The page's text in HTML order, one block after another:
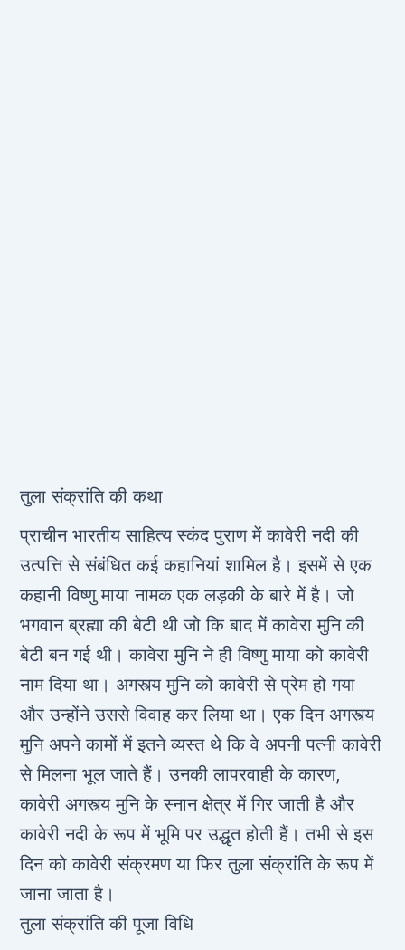
तुला संक्रांति की कथा
प्राचीन भारतीय साहित्य स्कंद पुराण में कावेरी नदी की
उत्पत्ति से संबंधित कई कहानियां शामिल है। इसमें से एक
कहानी विष्णु माया नामक एक लड़की के बारे में है। जो
भगवान ब्रह्मा की बेटी थी जो कि बाद में कावेरा मुनि की
बेटी बन गई थी। कावेरा मुनि ने ही विष्णु माया को कावेरी
नाम दिया था। अगस्त्य मुनि को कावेरी से प्रेम हो गया
और उन्होंने उससे विवाह कर लिया था। एक दिन अगस्त्य
मुनि अपने कामों में इतने व्यस्त थे कि वे अपनी पत्नी कावेरी
से मिलना भूल जाते हैं। उनकी लापरवाही के कारण,
कावेरी अगस्त्य मुनि के स्नान क्षेत्र में गिर जाती है और
कावेरी नदी के रूप में भूमि पर उद्धृत होती हैं। तभी से इस
दिन को कावेरी संक्रमण या फिर तुला संक्रांति के रूप में
जाना जाता है।
तुला संक्रांति की पूजा विधि